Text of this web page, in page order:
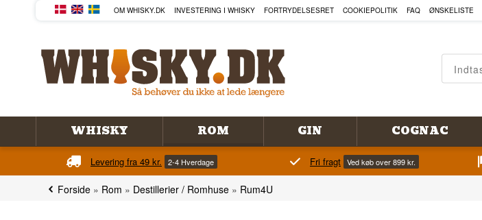
OM WHISKY.DK INVESTERING I WHISKY FORTRYDELSESRET COOKIEPOLITIK FAQ ØNSKELISTE
WHISKY ROM GIN COGNAC
Levering fra 49 kr. 2-4 Hverdage Fri fragt Ved køb over 899 kr.
Forside » Rom » Destillerier / Romhuse » Rum4U